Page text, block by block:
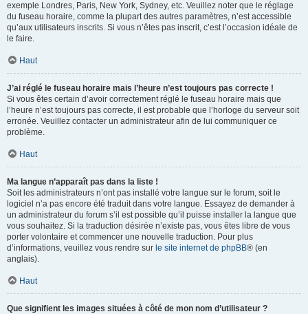
exemple Londres, Paris, New York, Sydney, etc. Veuillez noter que le réglage
du fuseau horaire, comme la plupart des autres paramètres, n’est accessible
qu’aux utilisateurs inscrits. Si vous n’êtes pas inscrit, c’est l’occasion idéale de
le faire.
Haut
J’ai réglé le fuseau horaire mais l’heure n’est toujours pas correcte !
Si vous êtes certain d’avoir correctement réglé le fuseau horaire mais que
l’heure n’est toujours pas correcte, il est probable que l’horloge du serveur soit
erronée. Veuillez contacter un administrateur afin de lui communiquer ce
problème.
Haut
Ma langue n’apparaît pas dans la liste !
Soit les administrateurs n’ont pas installé votre langue sur le forum, soit le
logiciel n’a pas encore été traduit dans votre langue. Essayez de demander à
un administrateur du forum s’il est possible qu’il puisse installer la langue que
vous souhaitez. Si la traduction désirée n’existe pas, vous êtes libre de vous
porter volontaire et commencer une nouvelle traduction. Pour plus
d’informations, veuillez vous rendre sur le site internet de phpBB® (en
anglais).
Haut
Que signifient les images situées à côté de mon nom d’utilisateur ?